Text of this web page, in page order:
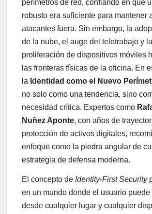
perímetros de red, confiando en que
robusto era suficiente para mantener
atacantes fuera. Sin embargo, la
de la nube, el auge del teletrabajo y la
proliferación de dispositivos móviles
las fronteras físicas de la oficina. En
la Identidad como el Nuevo
no solo como una tendencia, sino
necesidad crítica. Expertos como
Nuñez Aponte, con años de
protección de activos digitales,
enfoque como la piedra angular de
estrategia de defensa moderna.
El concepto de Identity-First Security
en un mundo donde el usuario puede
desde cualquier lugar y cualquier